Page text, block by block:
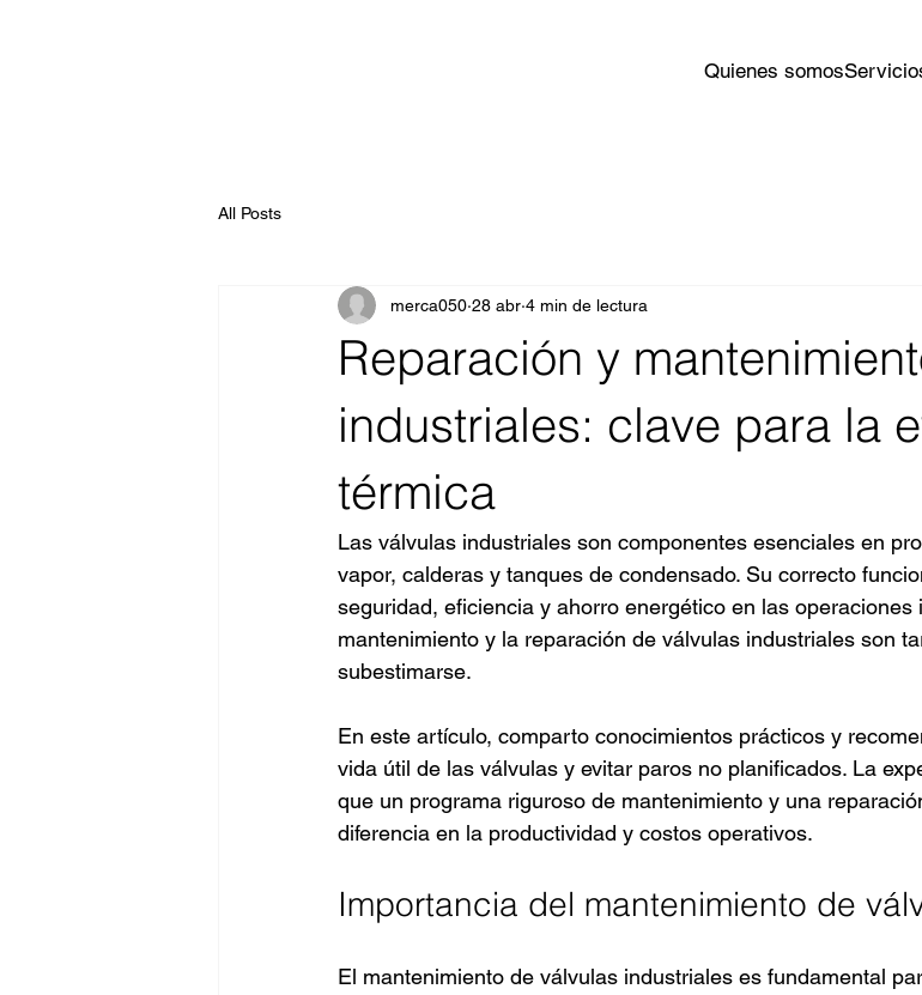
Quienes somos
All Posts
Reparación y
industriales: clave para la
térmica
merca050 28 abr 4 min de lectura
Las válvulas industriales son componentes esenciales en
vapor, calderas y tanques de condensado. Su correcto
seguridad, eficiencia y ahorro energético en las operaciones
mantenimiento y la reparación de válvulas industriales son
subestimarse.
En este artículo, comparto conocimientos prácticos y
vida útil de las válvulas y evitar paros no planificados. La
que un programa riguroso de mantenimiento y una
diferencia en la productividad y costos operativos.
Importancia del mantenimiento de
El mantenimiento de válvulas industriales es fundamental